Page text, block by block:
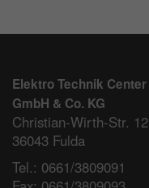
Elektro Technik Center
GmbH & Co. KG
Christian-Wirth-Str. 12
36043 Fulda
Tel.: 0661/3809091